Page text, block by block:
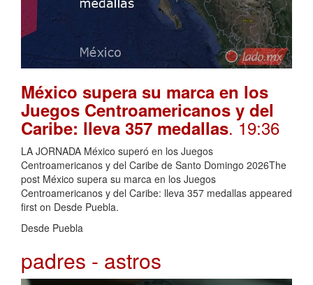
México supera su marca en los
Juegos Centroamericanos y del
Caribe: lleva 357 medallas. 19:36
LA JORNADA México superó en los Juegos
Centroamericanos y del Caribe de Santo Domingo 2026The
post México supera su marca en los Juegos
Centroamericanos y del Caribe: lleva 357 medallas appeared
first on Desde Puebla.
Desde Puebla
padres - astros